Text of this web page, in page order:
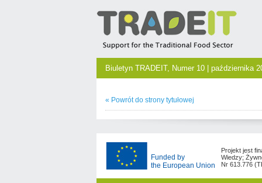
Biuletyn TRADEIT, Numer 10 | października
« Powrót do strony tytułowej
Funded by
the European Union
Projekt jest
Wiedzy;
Nr 613.776